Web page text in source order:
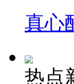
真心
热点